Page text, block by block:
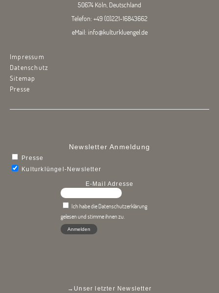
50674 Köln, Deutschland
Telefon: +49 (0)221-16843662
eMail: info@kulturkluengel.de
Impressum
Datenschutz
Sitemap
Presse
Newsletter Anmeldung
Presse
Kulturklüngel-Newsletter
E-Mail Adresse
Ich habe die Datenschutzerklärung
gelesen und stimme ihnen zu.
→ Unser letzter Newsletter